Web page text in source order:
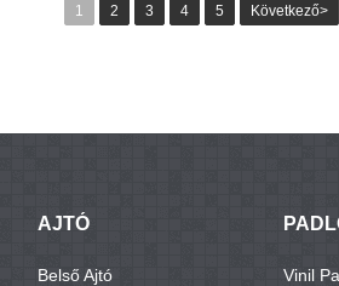
1 2 3 4 5 Következő>
AJTÓ
Belső Ajtó
Vinil